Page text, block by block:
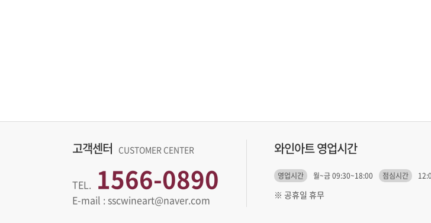
고객센터 CUSTOMER CENTER
TEL. 1566-0890
E-mail : sscwineart@naver.com
와인아트 영업시간
영업시간 월~금 09:30~18:00 점심시간
※ 공휴일 휴무